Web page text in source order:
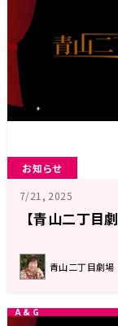
お知らせ
7/21, 2025
【青山二丁目
青山二丁目劇場